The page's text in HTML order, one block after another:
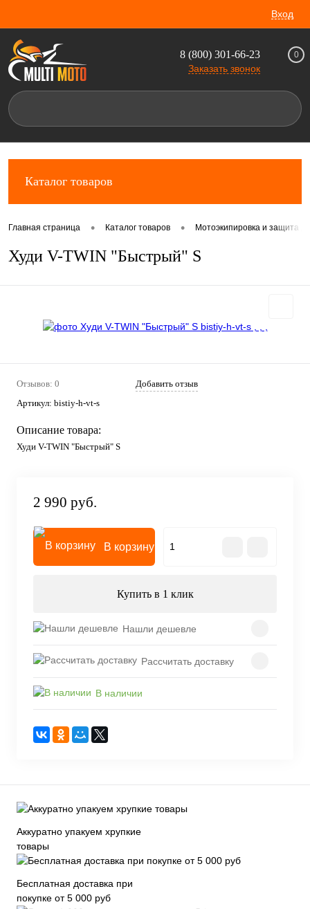
Вход
8 (800) 301-66-23
Заказать звонок
0
Каталог товаров
Главная страница • Каталог товаров • Мотоэкипировка и защита
Худи V-TWIN "Быстрый" S
Отзывов: 0
Добавить отзыв
Артикул: bistiy-h-vt-s
Описание товара:
Худи V-TWIN "Быстрый" S
2 990 руб.
В корзину
Купить в 1 клик
Нашли дешевле
Рассчитать доставку
В наличии
Аккуратно упакуем хрупкие
товары
Бесплатная доставка при
покупке от 5 000 руб